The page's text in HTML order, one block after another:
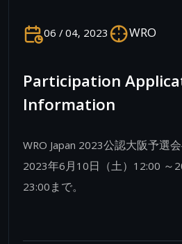
06 / 04, 2023 WRO
Participation
Information
WRO Japan 2023公認大阪予選
2023年6月10日（土）12:00 ～
23:00まで。